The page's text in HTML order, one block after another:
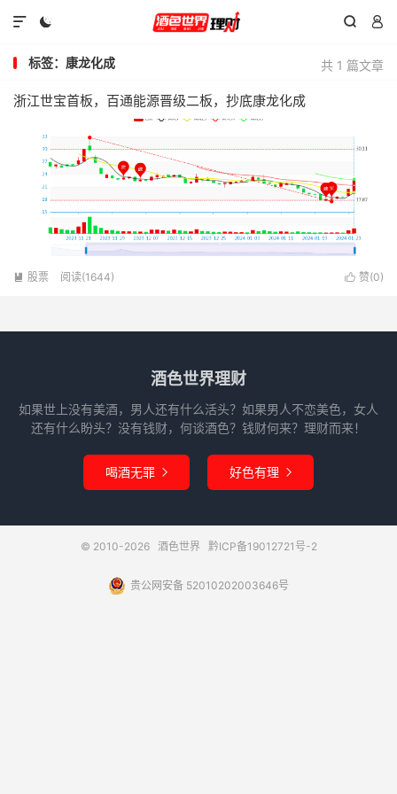
  

共 1 篇文章
标签：康龙化成
浙江世宝首板，百通能源晋级二板，抄底康龙化成
 赞(0)
 股票 阅读(1644)
酒色世界理财
如果世上没有美酒，男人还有什么活头？如果男人不恋美色，女人
还有什么盼头？没有钱财，何谈酒色？钱财何来？理财而来！
喝酒无罪  好色有理 
© 2010-2026 酒色世界 黔ICP备19012721号-2
贵公网安备 52010202003646号